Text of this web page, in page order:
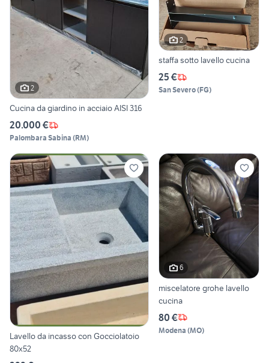
2
Cucina da giardino in acciaio AISI 316
20.000 €
Palombara Sabina (RM)
2
staffa sotto lavello cucina
25 €
San Severo(FG)
Lavello da incasso con Gocciolatoio
80x52
6
miscelatore grohe lavello
cucina
80 €
Modena (MO)